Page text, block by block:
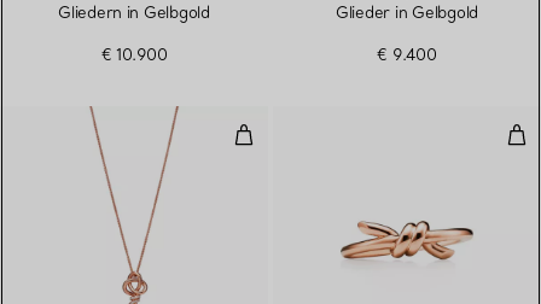
Gliedern in Gelbgold
€ 10.900
Glieder in Gelbgold
€ 9.400
Kleiner Schlüssel-Anhänger in